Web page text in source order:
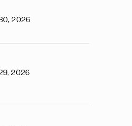
2026
2026